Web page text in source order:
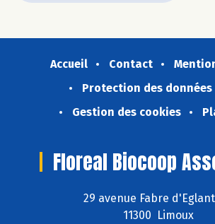
Accueil Contact
Protection des données
Gestion des cookies
Floreal Biocoop
29 avenue Fabre
11300 Limoux